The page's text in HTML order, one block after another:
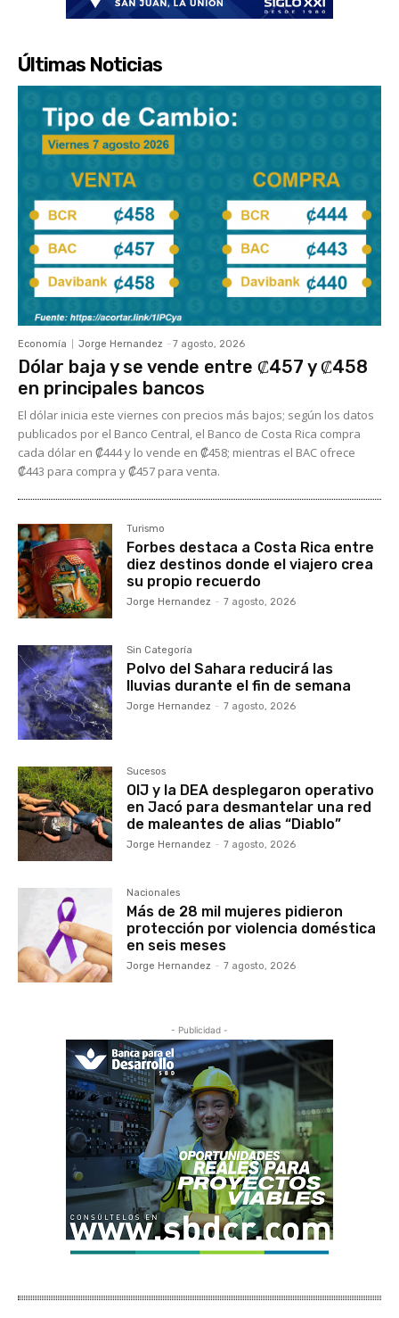
Últimas Noticias
Economía Jorge Hernandez - 7 agosto, 2026
Dólar baja y se vende entre ₡457 y ₡458
en principales bancos
El dólar inicia este viernes con precios más bajos; según los datos
publicados por el Banco Central, el Banco de Costa Rica compra
cada dólar en ₡444 y lo vende en ₡458; mientras el BAC ofrece
₡443 para compra y ₡457 para venta.
Turismo
Forbes destaca a Costa Rica entre
diez destinos donde el viajero crea
su propio recuerdo
Jorge Hernandez - 7 agosto, 2026
Sin Categoría
Polvo del Sahara reducirá las
lluvias durante el fin de semana
Jorge Hernandez - 7 agosto, 2026
Sucesos
OIJ y la DEA desplegaron operativo
en Jacó para desmantelar una red
de maleantes de alias “Diablo”
Jorge Hernandez - 7 agosto, 2026
Nacionales
Más de 28 mil mujeres pidieron
protección por violencia doméstica
en seis meses
Jorge Hernandez - 7 agosto, 2026
- Publicidad -